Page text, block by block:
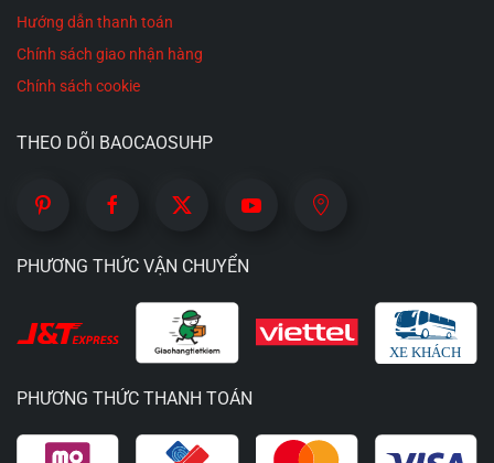
Hướng dẫn thanh toán
Chính sách giao nhận hàng
Chính sách cookie
THEO DÕI BAOCAOSUHP
PHƯƠNG THỨC VẬN CHUYỂN
PHƯƠNG THỨC THANH TOÁN